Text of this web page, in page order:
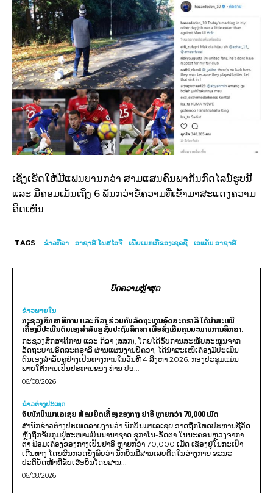
ເຊິ່ງເຮັດໃຫ້ມີແຟນບານກວ່າ ສາມແສນຄົນພາກັນກົດໄລນ໌ຮູບນີ້
ແລະ ມີຄອມເມ້ນເຖິງ 6 ພັນກວ່າຂໍ້ຄວາມທີ່ເຂົ້າມາສະແດງຄວາມ
ຄິດເຫັນ
TAGS ຂ່າວກີລາ ອາຊາຣ໌ ໂພສໄອຈີ ເພີຍເມກເກີຂອງເຊລຊີ ເອແດັນ ອາຊາຣ໌
ບົດຄວາມຫຼ້າສຸດ
ຂ່າວພາຍ​ໃນ
ກະຊວງສຶກສາທິການ ແລະ ກິລາ ຮ່ວມກັບລັດຖະບານອົດສະຕຣາລີ ໄດ້ນຳສະເໜີ
ເຄື່ອງມືປະເມີນຕົນເອງສຳລັບຄູຊັ້ນປະຖົມສຶກສາ ເພື່ອສົ່ງເສີມຄຸນນະພາບການສຶກສາ.
ກະຊວງສຶກສາທິການ ແລະ ກິລາ (ສສກ), ໂດຍໄດ້ຮັບການສະໜັບສະໜູນຈາກ
ລັດຖະບານອົດສະຕຣາລີ ຜ່ານແຜນງານບີຄວາ, ໄດ້ນຳສະເໜີເຄື່ອງມືປະເມີນ
ຕົນເອງສຳລັບຄູຢ່າງເປັນທາງການໃນວັນທີ 4 ສິງຫາ 2026. ກອງປະຊຸມແມ່ນ
ພາຍໃຕ້ການເປັນປະທານຂອງ ທ່ານ ປອ...
06/08/2026
ຂ່າວຕ່າງປະເທດ
ຈັບນັກບິນມາເລເຊຍ ພ້ອມຍຶດເຄື່ອງຂອງກາງ ຢາອີ ຫຼາຍກວ່າ 70,000 ເມັດ
ສຳນັກຂ່າວຕ່າງປະເທດລາຍງານວ່າ ນັກບິນມາເລເຊຍ ອາດຖືກໂທດປະຫານຊີວິດ
ຫຼັງຖືກຈັບກຸມຢູ່ສະໜາມບິນນານາຊາດ ຊູກາໂນ-ຮັດຕາ ໃນນະຄອນຫຼວງຈາກາ
ຕາ ພ້ອມເຄື່ອງຂອງກາງເປັນຢາອີ ຫຼາຍກວ່າ 70,000 ເມັດ ເຊື່ອງຢູ່ໃນກະເປົາ
ເດີນທາງ ໂດຍຜົນກວດຍັງພົບວ່າ ນັກບິນມີສານເສບຕິດໃນຮ່າງກາຍ ຂະນະ
ປະຕິບັດໜ້າທີ່ຂັບເຮືອບິນໂດຍສານ...
06/08/2026